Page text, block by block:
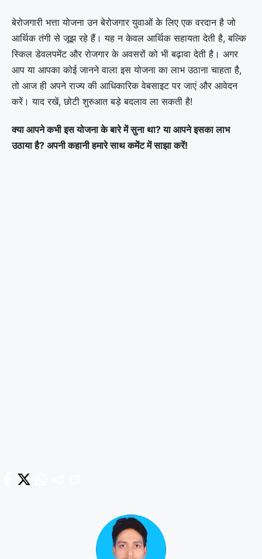
बेरोजगारी भत्ता योजना उन बेरोजगार युवाओं के लिए एक वरदान है जो
आर्थिक तंगी से जूझ रहे हैं। यह न केवल आर्थिक सहायता देती है, बल्कि
स्किल डेवलपमेंट और रोजगार के अवसरों को भी बढ़ावा देती है। अगर
आप या आपका कोई जानने वाला इस योजना का लाभ उठाना चाहता है,
तो आज ही अपने राज्य की आधिकारिक वेबसाइट पर जाएं और आवेदन
करें। याद रखें, छोटी शुरुआत बड़े बदलाव ला सकती है!
क्या आपने कभी इस योजना के बारे में सुना था? या आपने इसका लाभ
उठाया है? अपनी कहानी हमारे साथ कमेंट में साझा करें!